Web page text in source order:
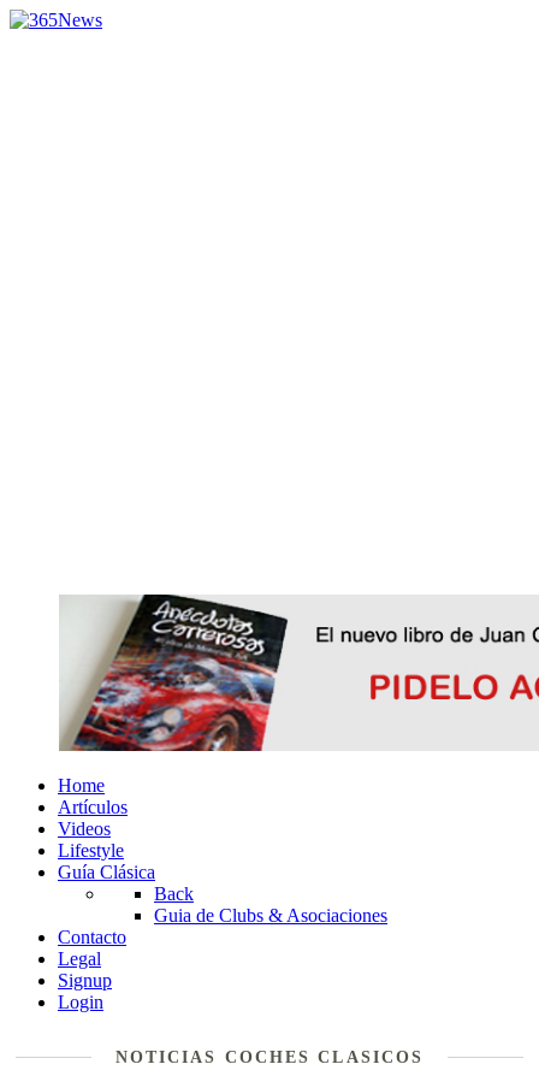
Home
Artículos
Videos
Lifestyle
Guía Clásica
Back
Guia de Clubs & Asociaciones
Contacto
Legal
Signup
Login
NOTICIAS COCHES CLASICOS